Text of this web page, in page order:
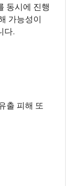
동시에 진행
가능성이
다.
출 피해 또